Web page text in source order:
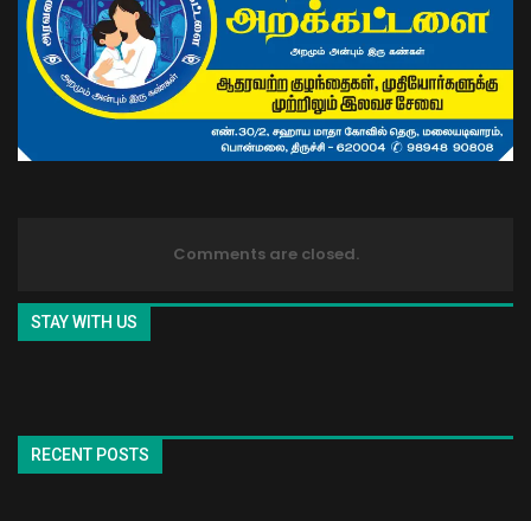
Comments are closed.
STAY WITH US
RECENT POSTS